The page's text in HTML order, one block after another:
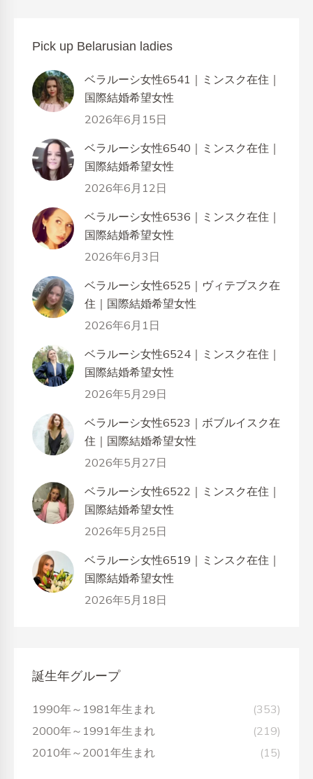
Pick up Belarusian ladies
ベラルーシ女性6541｜ミンスク在住｜
国際結婚希望女性
2026年6月15日
ベラルーシ女性6540｜ミンスク在住｜
国際結婚希望女性
2026年6月12日
ベラルーシ女性6536｜ミンスク在住｜
国際結婚希望女性
2026年6月3日
ベラルーシ女性6525｜ヴィテブスク在
住｜国際結婚希望女性
2026年6月1日
ベラルーシ女性6524｜ミンスク在住｜
国際結婚希望女性
2026年5月29日
ベラルーシ女性6523｜ボブルイスク在
住｜国際結婚希望女性
2026年5月27日
ベラルーシ女性6522｜ミンスク在住｜
国際結婚希望女性
2026年5月25日
ベラルーシ女性6519｜ミンスク在住｜
国際結婚希望女性
2026年5月18日
誕生年グループ
1990年～1981年生まれ
(353)
2000年～1991年生まれ
(219)
2010年～2001年生まれ
(15)